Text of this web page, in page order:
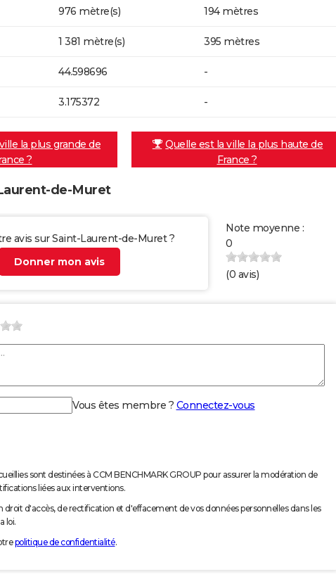
976 mètre(s) 194 mètres
1 381 mètre(s) 395 mètres
44.598696 -
3.175372 -
la plus grande de
?
Quelle est la ville la plus haute de
France ?
de-Muret
avis sur Saint-Laurent-de-Muret ?
Donner mon avis
Note moyenne :
0
(0 avis)
Vous êtes membre ? Connectez-vous
sont destinées à CCM BENCHMARK GROUP pour assurer la modération de
liées aux interventions.
droit d'accès, de rectification et d'effacement de vos données personnelles dans les
loi.
politique de confidentialité.